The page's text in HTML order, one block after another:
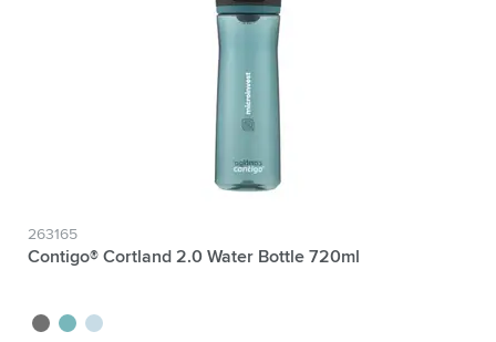
263165
Contigo® Cortland 2.0 Water Bottle 720ml
noir vert bleu glacier